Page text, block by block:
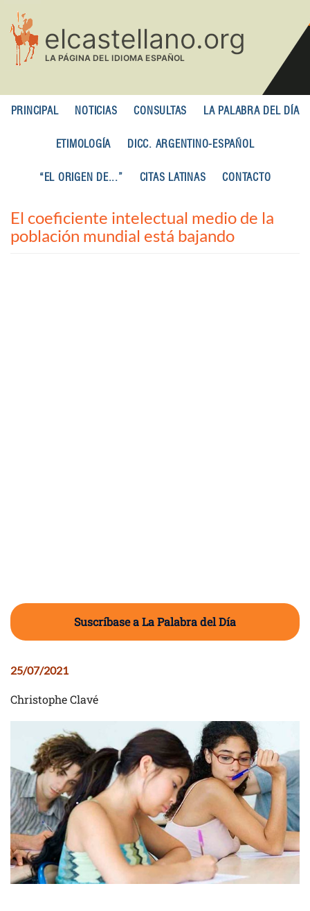
contenido
principal
PRINCIPAL NOTICIAS CONSULTAS LA PALABRA DEL DÍA
ETIMOLOGÍA DICC. ARGENTINO-ESPAÑOL
“EL ORIGEN DE...” CITAS LATINAS CONTACTO
El coeficiente intelectual medio de la
población mundial está bajando
Suscríbase a La Palabra del Día
25/07/2021
Christophe Clavé